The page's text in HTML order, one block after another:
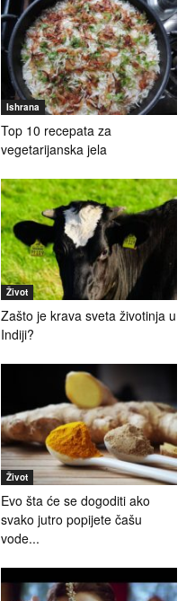
Ishrana
Top 10 recepata za
vegetarijanska jela
Život
Zašto je krava sveta životinja u
Indiji?
Život
Evo šta će se dogoditi ako
svako jutro popijete čašu
vode...